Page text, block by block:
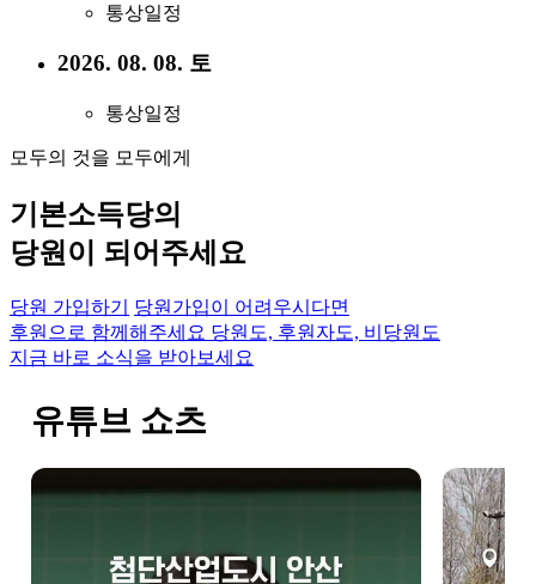
통상일정
2026. 08. 08. 토
통상일정
모두의 것을 모두에게
기본소득당의
당원이 되어주세요
당원 가입하기
당원가입이 어려우시다면
후원으로 함께해주세요 당원도, 후원자도, 비당원도
지금 바로 소식을 받아보세요
유튜브 쇼츠